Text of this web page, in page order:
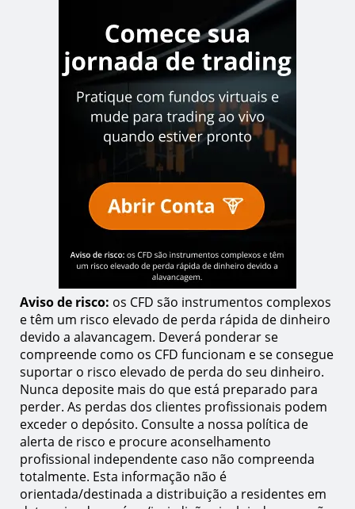
Aviso de risco: os CFD são instrumentos complexos
e têm um risco elevado de perda rápida de dinheiro
devido a alavancagem. Deverá ponderar se
compreende como os CFD funcionam e se consegue
suportar o risco elevado de perda do seu dinheiro.
Nunca deposite mais do que está preparado para
perder. As perdas dos clientes profissionais podem
exceder o depósito. Consulte a nossa política de
alerta de risco e procure aconselhamento
profissional independente caso não compreenda
totalmente. Esta informação não é
orientada/destinada a distribuição a residentes em